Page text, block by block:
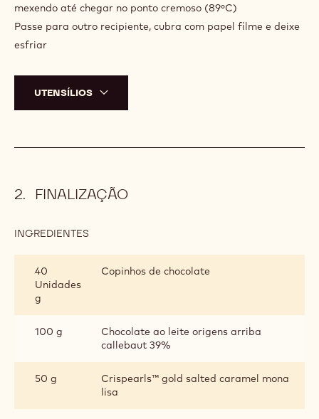
mexendo até chegar no ponto cremoso (89ºC)
Passe para outro recipiente, cubra com papel filme e deixe
esfriar
UTENSÍLIOS
FINALIZAÇÃO
INGREDIENTES
40
Unidades
g
Copinhos de chocolate
100 g
Chocolate ao leite origens arriba
callebaut 39%
50 g
Crispearls™ gold salted caramel mona
lisa